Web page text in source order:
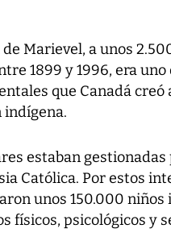
Marievel, a unos
1899 y 1996, era
que Canadá creó
indígena.
estaban
Católica. Por estos
unos 150.000
físicos, psicológicos y